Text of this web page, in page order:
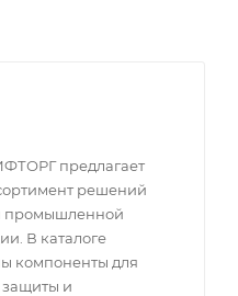
предлагает
решений
промышленной
В каталоге
компоненты для
и